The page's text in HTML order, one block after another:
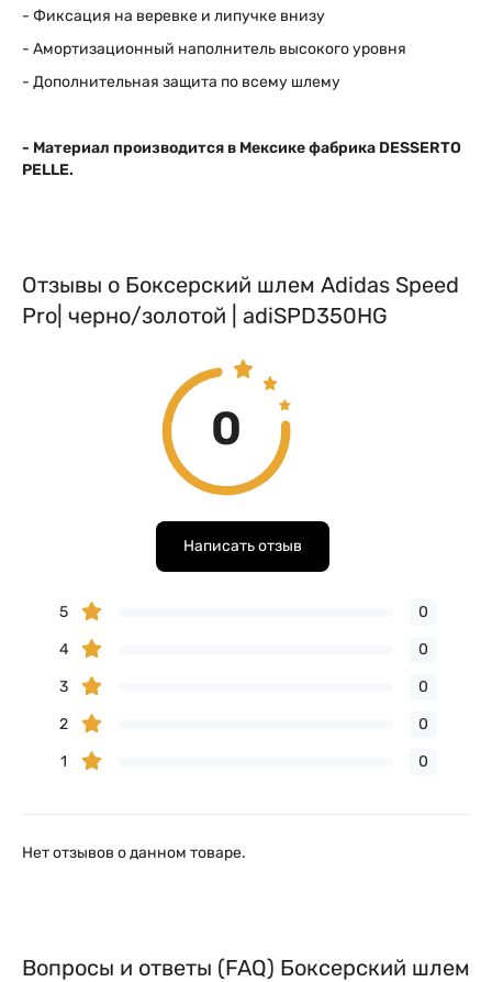
- Фиксация на веревке и липучке внизу
- Амортизационный наполнитель высокого уровня
- Дополнительная защита по всему шлему
- Материал производится в Мексике фабрика DESSERTO
PELLE.
Отзывы о Боксерский шлем Adidas Speed
Pro| черно/золотой | adiSPD350HG
0
Написать отзыв
5
0
4
0
3
0
2
0
1
0
Нет отзывов о данном товаре.
Вопросы и ответы (FAQ) Боксерский шлем